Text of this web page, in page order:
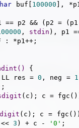
buf[ 100000 ],
== p2 && (p2 =
, stdin ), p1
()
{
res = 0 , neg = 1
(c); c =
(c); c =
3 ) + c - '0' ;